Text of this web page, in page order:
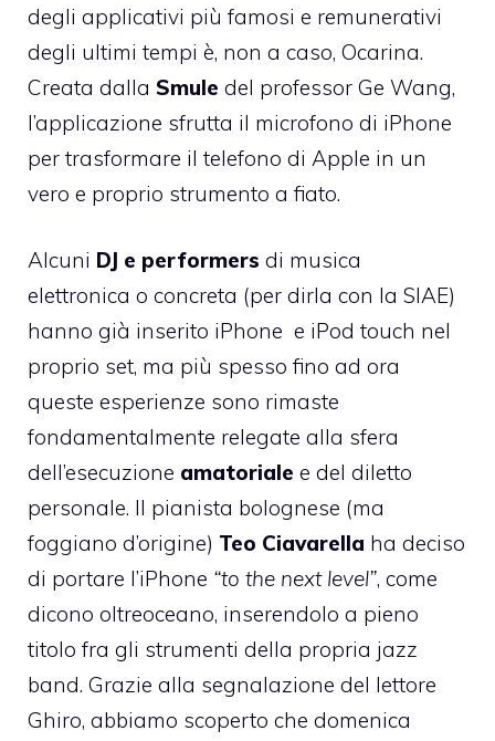
degli applicativi più famosi e remunerativi
degli ultimi tempi è, non a caso, Ocarina.
Creata dalla Smule del professor Ge Wang,
l’applicazione sfrutta il microfono di iPhone
per trasformare il telefono di Apple in un
vero e proprio strumento a fiato.
Alcuni DJ e performers di musica
elettronica o concreta (per dirla con la SIAE)
hanno già inserito iPhone e iPod touch nel
proprio set, ma più spesso fino ad ora
queste esperienze sono rimaste
fondamentalmente relegate alla sfera
dell’esecuzione amatoriale e del diletto
personale. Il pianista bolognese (ma
foggiano d’origine) Teo Ciavarella ha deciso
di portare l’iPhone “to the next level”, come
dicono oltreoceano, inserendolo a pieno
titolo fra gli strumenti della propria jazz
band. Grazie alla segnalazione del lettore
Ghiro, abbiamo scoperto che domenica